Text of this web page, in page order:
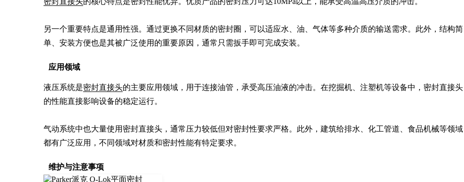
另一个重要特点是通用性强。通过更换不同材质的密封圈，可以适应水、油、气体等多种介质的输送需求。此外，结构简
单、安装方便也是其被广泛使用的重要原因，通常只需扳手即可完成安装。
应用领域
液压系统是密封直接头的主要应用领域，用于连接油管，承受高压油液的冲击。在挖掘机、注塑机等设备中，密封直接头
的性能直接影响设备的稳定运行。
气动系统中也大量使用密封直接头，通常压力较低但对密封性要求严格。此外，建筑给排水、化工管道、食品机械等领域
都有广泛应用，不同领域对材质和密封性能有特定要求。
维护与注意事项